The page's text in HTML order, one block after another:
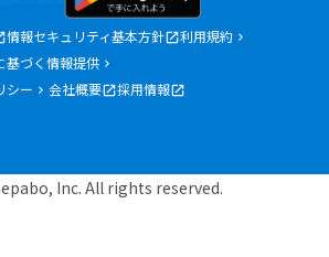
情報セキュリティ基本方針
利用規約
基づく情報提供
シー
会社概要 採用情報
Inc. All rights reserved.